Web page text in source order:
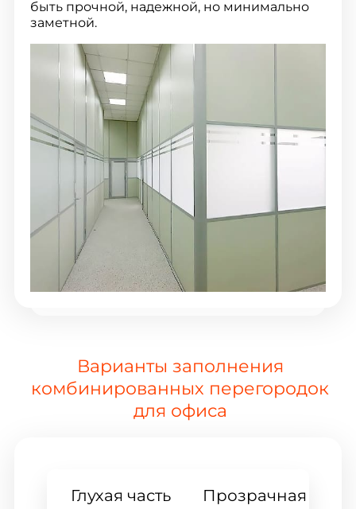
быть прочной, надежной, но минимально
заметной.
Варианты заполнения
комбинированных перегородок
для офиса
Глухая часть Прозрачная часть